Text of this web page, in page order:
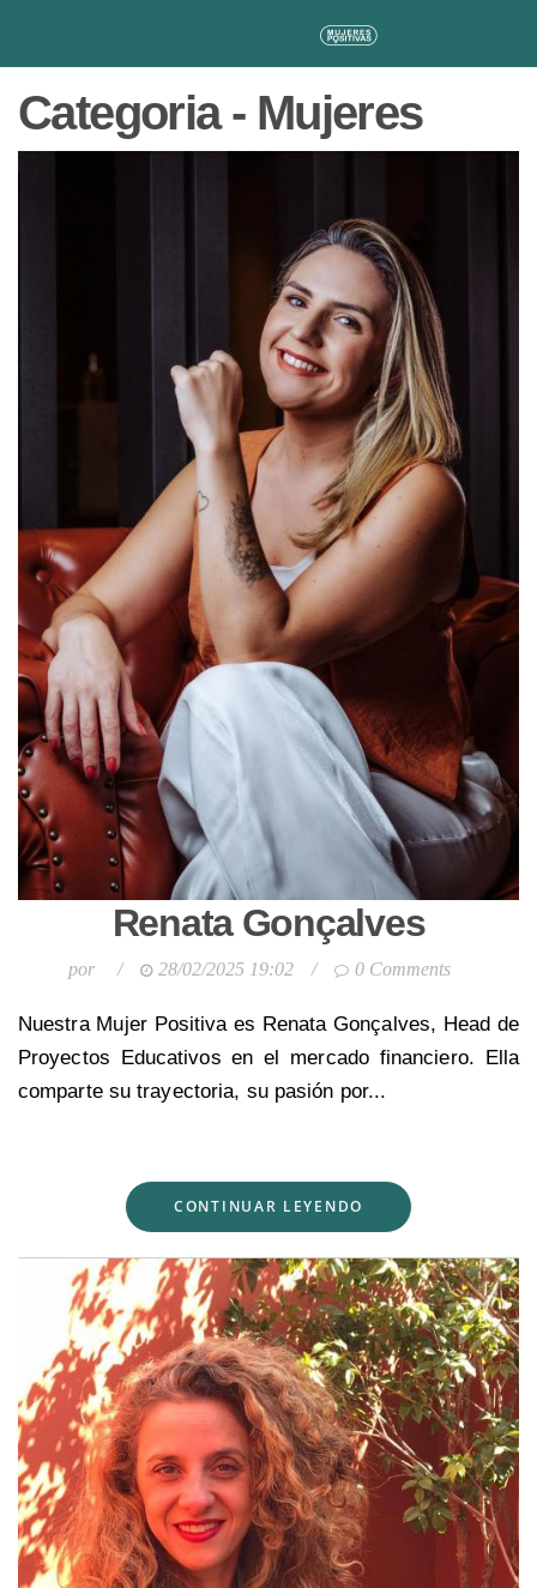
Categoria - Mujeres
Renata Gonçalves
por / 28/02/2025 19:02 / 0 Comments
Nuestra Mujer Positiva es Renata Gonçalves, Head de
Proyectos Educativos en el mercado financiero. Ella
comparte su trayectoria, su pasión por...
CONTINUAR LEYENDO